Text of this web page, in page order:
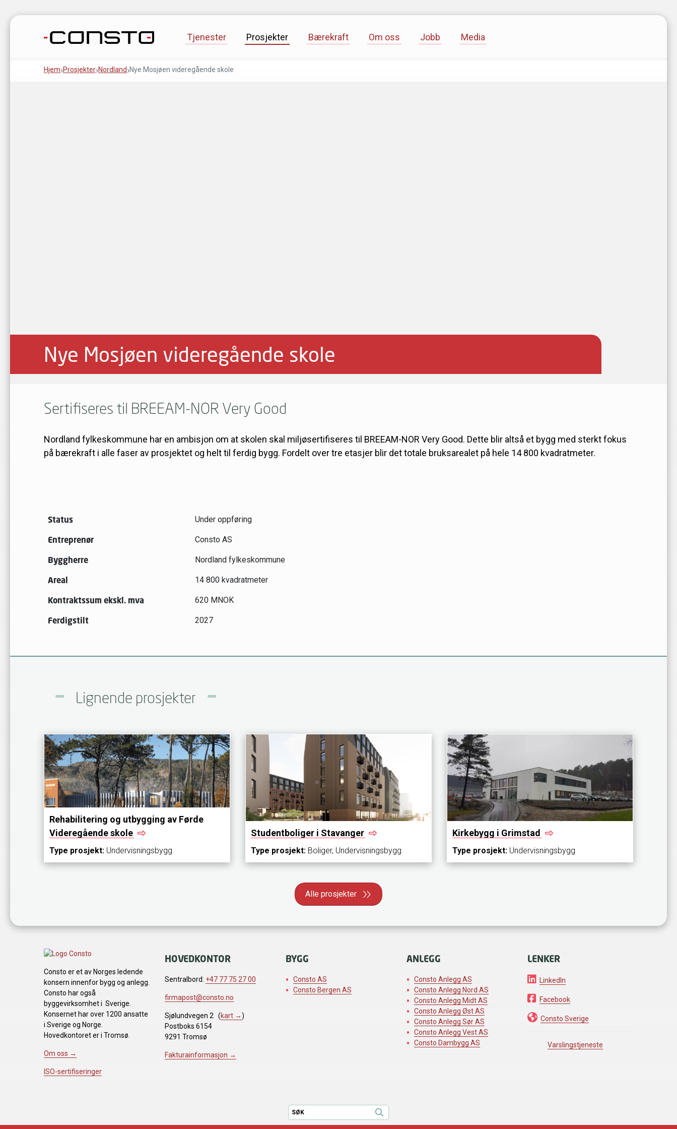
Gå til innhold
Tjenester Prosjekter Bærekraft Om oss Jobb Media
Hjem Prosjekter Nordland Nye Mosjøen videregående skole
Nye Mosjøen videregående skole
Sertifiseres til BREEAM-NOR Very Good
Nordland fylkeskommune har en ambisjon om at skolen skal miljøsertifiseres til BREEAM-NOR Very Good. Dette blir altså et bygg med sterkt fokus
på bærekraft i alle faser av prosjektet og helt til ferdig bygg. Fordelt over tre etasjer blir det totale bruksarealet på hele 14 800 kvadratmeter.
Status Under oppføring
Entreprenør Consto AS
Byggherre Nordland fylkeskommune
Areal 14 800 kvadratmeter
Kontraktssum ekskl. mva 620 MNOK
Ferdigstilt 2027
Lignende prosjekter
Rehabilitering og utbygging av Førde
Videregåendeskole
Type prosjekt: Undervisningsbygg
Studentboliger i Stavanger
Type prosjekt: Boliger, Undervisningsbygg
Kirkebygg i Grimstad
Type prosjekt: Undervisningsbygg
Alle prosjekter
Consto er et av Norges ledende
konsern innenfor bygg og anlegg.
Consto har også
byggevirksomhet i Sverige.
Konsernet har over 1200 ansatte
i Sverige og Norge.
Hovedkontoret er i Tromsø.
Om oss →
ISO-sertifiseringer
HOVEDKONTOR
Sentralbord: +47 77 75 27 00
firmapost@consto.no
Sjølundvegen 2 (kart →)
Postboks 6154
9291 Tromsø
Fakturainformasjon →
BYGG
Consto AS
Consto Bergen AS
ANLEGG
Consto Anlegg AS
Consto Anlegg Nord AS
Consto Anlegg Midt AS
Consto Anlegg Øst AS
Consto Anlegg Sør AS
Consto Anlegg Vest AS
Consto Dambygg AS
LENKER
LinkedIn
Facebook
Consto Sverige
Varslingstjeneste
Søk